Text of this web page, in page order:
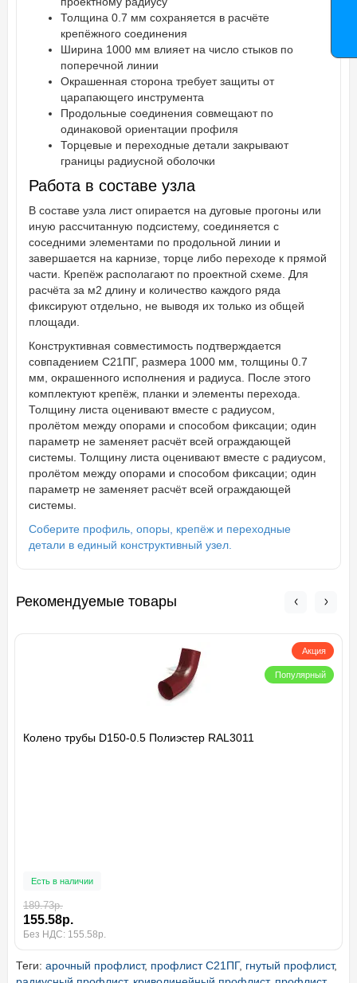
Толщина 0.7 мм сохраняется в расчёте
крепёжного соединения
Ширина 1000 мм влияет на число стыков по
поперечной линии
Окрашенная сторона требует защиты от
царапающего инструмента
Продольные соединения совмещают по
одинаковой ориентации профиля
Торцевые и переходные детали закрывают
границы радиусной оболочки
Работа в составе узла
В составе узла лист опирается на дуговые прогоны или
иную рассчитанную подсистему, соединяется с
соседними элементами по продольной линии и
завершается на карнизе, торце либо переходе к прямой
части. Крепёж располагают по проектной схеме. Для
расчёта за м2 длину и количество каждого ряда
фиксируют отдельно, не выводя их только из общей
площади.
Конструктивная совместимость подтверждается
совпадением С21ПГ, размера 1000 мм, толщины 0.7
мм, окрашенного исполнения и радиуса. После этого
комплектуют крепёж, планки и элементы перехода.
Толщину листа оценивают вместе с радиусом,
пролётом между опорами и способом фиксации; один
параметр не заменяет расчёт всей ограждающей
системы. Толщину листа оценивают вместе с радиусом,
пролётом между опорами и способом фиксации; один
параметр не заменяет расчёт всей ограждающей
системы.
Соберите профиль, опоры, крепёж и переходные
детали в единый конструктивный узел.
Рекомендуемые товары
Акция
Популярный
Колено трубы D150-0.5 Полиэстер RAL3011
Есть в наличии
189.73р.
155.58р.
Без НДС: 155.58р.
Теги: арочный профлист, профлист С21ПГ, гнутый профлист,